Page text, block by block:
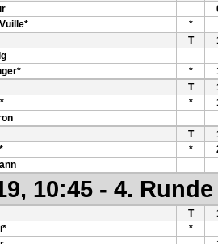
*
T
*
T
*
T
*
10:45 - 4. Runde
T
*